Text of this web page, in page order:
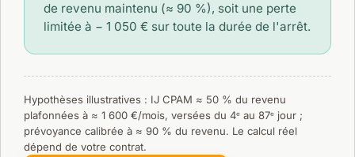
de revenu maintenu (≈ 90 %), soit une perte
limitée à − 1 050 € sur toute la durée de l'arrêt.
Hypothèses illustratives : IJ CPAM ≈ 50 % du revenu
plafonnées à ≈ 1 600 €/mois, versées du 4ᵉ au 87ᵉ jour ;
prévoyance calibrée à ≈ 90 % du revenu. Le calcul réel
dépend de votre contrat.